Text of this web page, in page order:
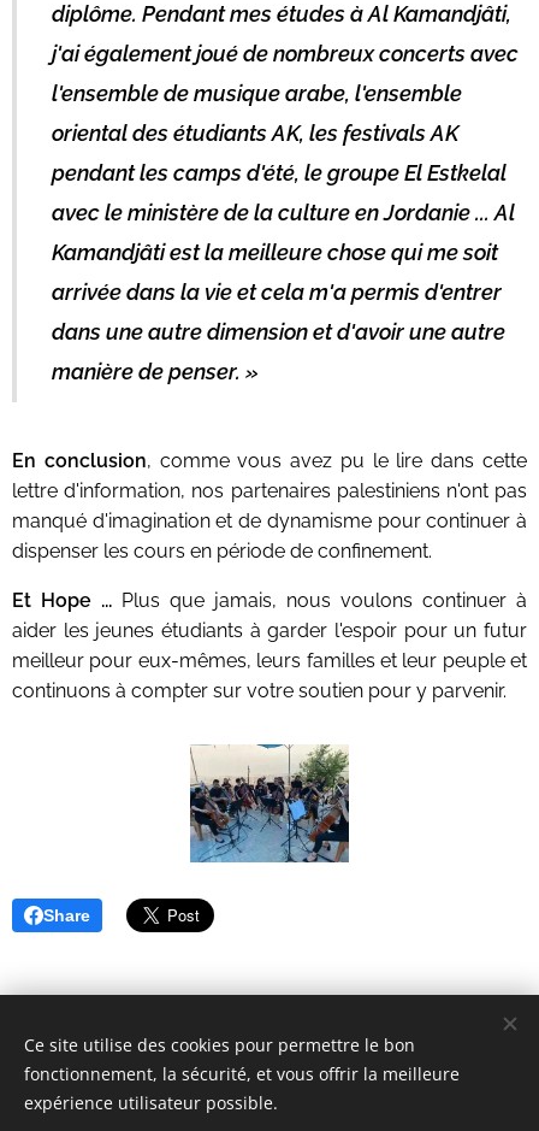
diplôme. Pendant mes études à Al Kamandjâti,
j'ai également joué de nombreux concerts avec
l'ensemble de musique arabe, l'ensemble
oriental des étudiants AK, les festivals AK
pendant les camps d'été, le groupe El Estkelal
avec le ministère de la culture en Jordanie ... Al
Kamandjâti est la meilleure chose qui me soit
arrivée dans la vie et cela m'a permis d'entrer
dans une autre dimension et d'avoir une autre
manière de penser. »
En conclusion, comme vous avez pu le lire dans cette
lettre d'information, nos partenaires palestiniens n'ont pas
manqué d'imagination et de dynamisme pour continuer à
dispenser les cours en période de confinement.
Et Hope ... Plus que jamais, nous voulons continuer à
aider les jeunes étudiants à garder l'espoir pour un futur
meilleur pour eux-mêmes, leurs familles et leur peuple et
continuons à compter sur votre soutien pour y parvenir.
Share
© 2022 Hope for Palestinian Students | Tous droits réservés.
info@hopeforpalestinianstudents.be Cookies
Ce site utilise des cookies pour permettre le bon
fonctionnement, la sécurité, et vous offrir la meilleure
expérience utilisateur possible.